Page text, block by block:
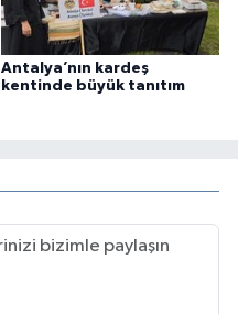
Antalya’nın kardeş
kentinde büyük tanıtım